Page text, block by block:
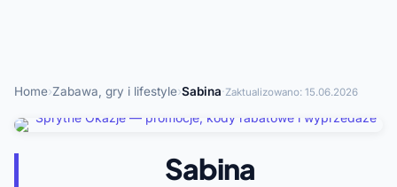
Home›Zabawa, gry i lifestyle›Sabina·Zaktualizowano: 15.06.2026
Sabina